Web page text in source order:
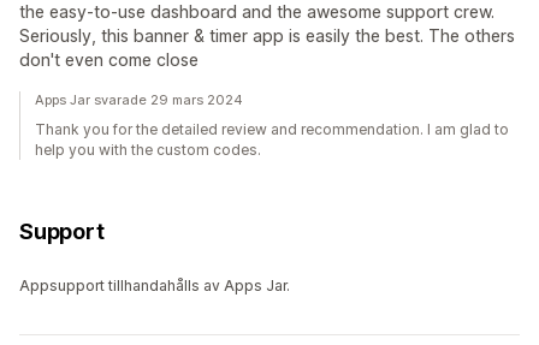
the easy-to-use dashboard and the awesome support crew.
Seriously, this banner & timer app is easily the best. The others
don't even come close
Apps Jar svarade 29 mars 2024
Thank you for the detailed review and recommendation. I am glad to
help you with the custom codes.
Support
Appsupport tillhandahålls av Apps Jar.